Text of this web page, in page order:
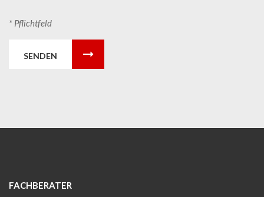
* Pflichtfeld
SENDEN
FACHBERATER